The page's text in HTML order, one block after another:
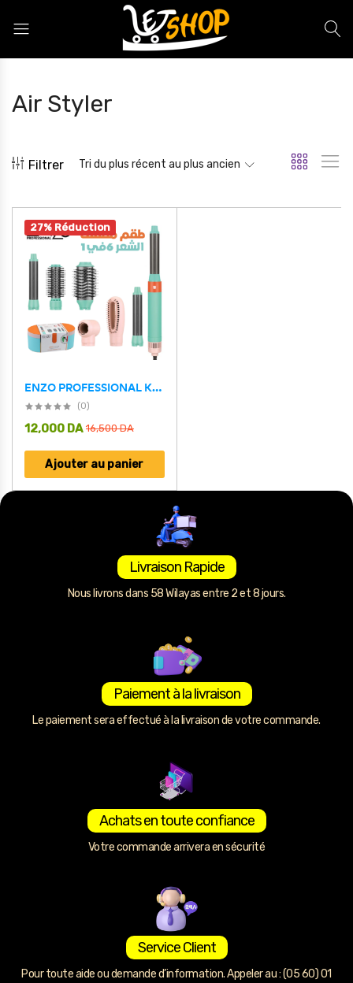
Air Styler
Filtrer Tri du plus récent au plus ancien
27% Réduction
ENZO PROFESSIONAL Kit Supersonic Air Styler 6 en 1 – طقم مصفف الشعر
(0)
16,500DA
12,000 DA
Ajouter au panier
Livraison Rapide
Nous livrons dans 58 Wilayas entre 2 et 8 jours.
Paiement à la livraison
Le paiement sera effectué à la livraison de votre commande.
Achats en toute confiance
Votre commande arrivera en sécurité
Service Client
Pour toute aide ou demande d’information. Appeler au : (05 60) 01